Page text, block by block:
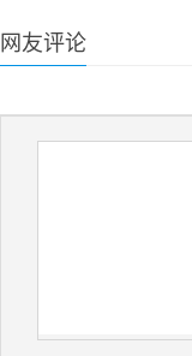
网友评论